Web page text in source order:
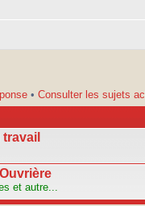
• Consulter les sujets
et autre...